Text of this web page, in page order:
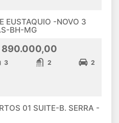
EUSTAQUIO -NOVO 3
BH-MG
890.000,00
3 2 2
01 SUITE-B. SERRA -